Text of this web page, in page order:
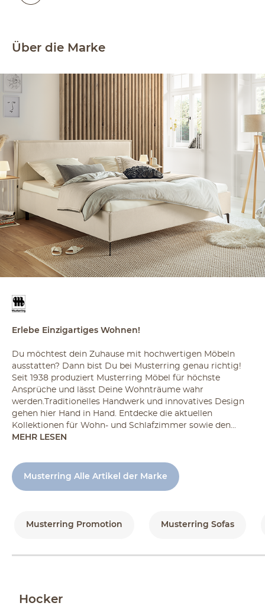
Über die Marke
Erlebe Einzigartiges Wohnen!
Du möchtest dein Zuhause mit hochwertigen Möbeln
ausstatten? Dann bist Du bei Musterring genau richtig!
Seit 1938 produziert Musterring Möbel für höchste
Ansprüche und lässt Deine Wohnträume wahr
werden.Traditionelles Handwerk und innovatives Design
gehen hier Hand in Hand. Entdecke die aktuellen
Kollektionen für Wohn- und Schlafzimmer sowie den...
MEHR LESEN
Musterring Alle Artikel der Marke
Musterring Promotion Musterring Sofas
Hocker